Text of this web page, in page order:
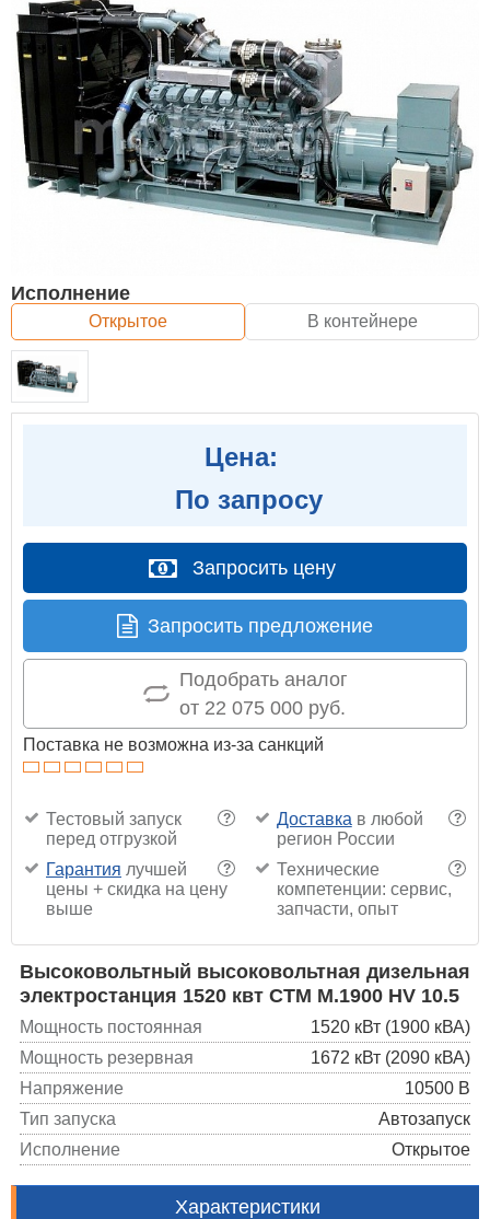
Исполнение
Открытое В контейнере
Цена:
По запросу
Запросить цену
Запросить предложение
Подобрать аналог
от 22 075 000 руб.
Поставка не возможна из-за санкций
?
Тестовый запуск
перед отгрузкой
?
Доставка в любой
регион России
?
Гарантия лучшей
цены + скидка на цену
выше
?
Технические
компетенции: сервис,
запчасти, опыт
Высоковольтный высоковольтная дизельная
электростанция 1520 квт CTM M.1900 HV 10.5
Мощность постоянная
1520 кВт (1900 кВА)
Мощность резервная
1672 кВт (2090 кВА)
Напряжение
10500 В
Тип запуска
Автозапуск
Исполнение
Открытое
Характеристики